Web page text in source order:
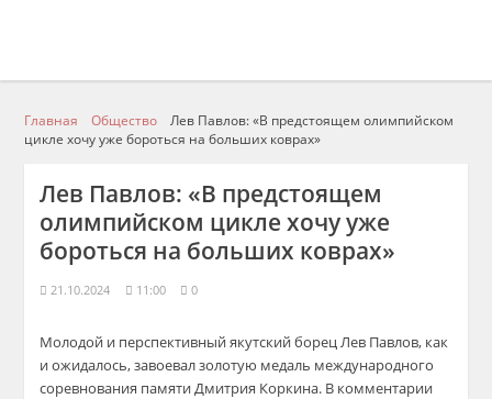
Главная Общество
Лев Павлов: «В предстоящем олимпийском
цикле хочу уже бороться на больших коврах»
Лев Павлов: «В предстоящем
олимпийском цикле хочу уже
бороться на больших коврах»
21.10.2024 11:00 0
Молодой и перспективный якутский борец Лев Павлов, как
и ожидалось, завоевал золотую медаль международного
соревнования памяти Дмитрия Коркина. В комментарии